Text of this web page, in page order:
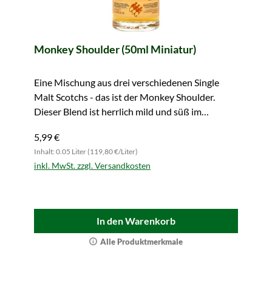
Monkey Shoulder (50ml Miniatur)
Eine Mischung aus drei verschiedenen Single
Malt Scotchs - das ist der Monkey Shoulder.
Dieser Blend ist herrlich mild und süß im
5,99 €
Inhalt: 0.05 Liter (119,80 €/Liter)
inkl. MwSt. zzgl. Versandkosten
In den Warenkorb
Alle Produktmerkmale